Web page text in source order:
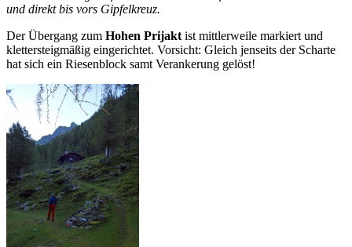
und direkt bis vors Gipfelkreuz.
Der Übergang zum Hohen Prijakt ist mittlerweile markiert und
klettersteigmäßig eingerichtet. Vorsicht: Gleich jenseits der Scharte
hat sich ein Riesenblock samt Verankerung gelöst!